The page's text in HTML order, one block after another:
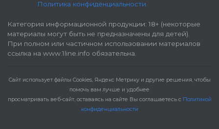
Политика конфиденциальности
Категория информационной продукции: 18+ (некоторые
материалы могут быть не предназначены для детей).
При полном или частичном использовании материалов
ссылка на www.1line.info обязательна.
Cайт использует файлы Cookies, Яндекс Метрику и другие решения, чтобы
помочь вам лучше и удобнее
просматривать веб-сайт, оставаясь на сайте Вы соглашаетесь с Политикой
конфиденциальности